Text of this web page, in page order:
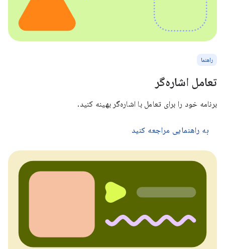
راهنما
تعامل اشاره‌گر
برنامه خود را برای تعامل با اشاره‌گر بهینه کنید.
به راهنمایی مراجعه کنید